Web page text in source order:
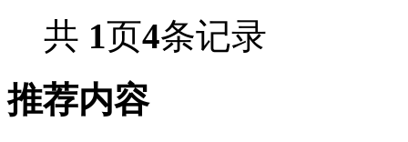
共 1页4条记录
推荐内容